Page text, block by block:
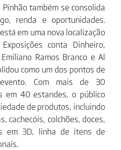
também se consolida
renda e oportunidades.
em uma nova localização
conta Dinheiro,
Ramos Branco e Al
como um dos pontos de
Com mais de 30
em 40 estandes, o público
de produtos, incluindo
cachecóis, colchões, doces,
em 3D, linha de itens de